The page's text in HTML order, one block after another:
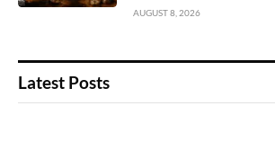
AUGUST 8, 2026
Latest Posts